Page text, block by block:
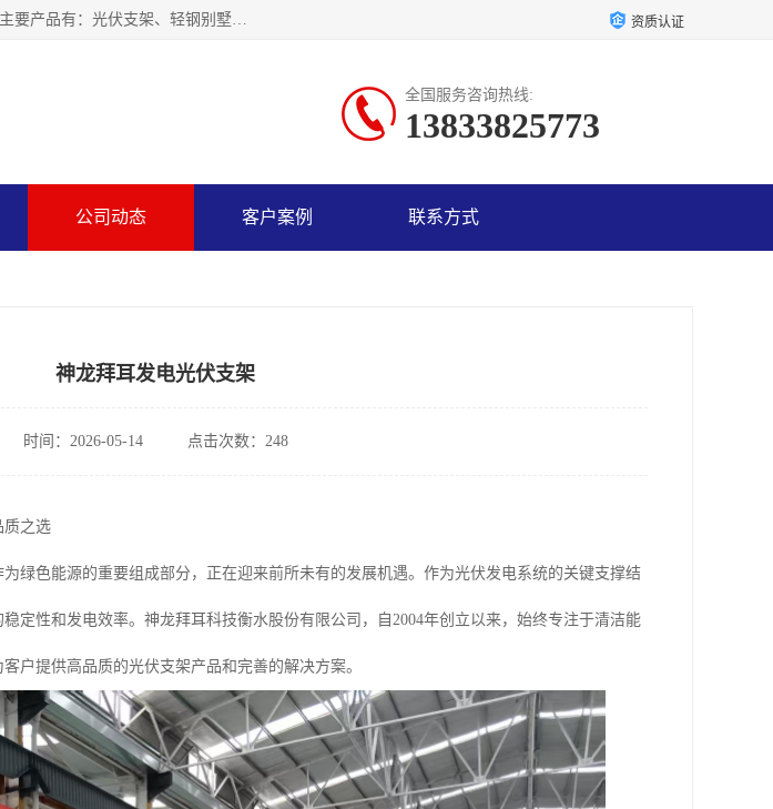
神龙拜耳科技衡水股份有限公司河北一家生产光伏支架，轻钢别墅，阳光板、耐力板的公司，主要产品有：光伏支架、轻钢别墅、阳光板、耐力板、采光板等，公司参与制定了多项标准。 资质认证
全国服务咨询热线:
13833825773
公司动态 客户案例 联系方式
神龙拜耳发电光伏支架
时间：2026-05-14 点击次数：248
质之选
绿色能源的重要组成部分，正在迎来前所未有的发展机遇。作为光伏发电系统的关键支撑结
定性和发电效率。神龙拜耳科技衡水股份有限公司，自2004年创立以来，始终专注于清洁能
户提供高品质的光伏支架产品和完善的解决方案。